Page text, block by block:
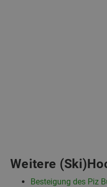
Weitere
Besteigung des Piz